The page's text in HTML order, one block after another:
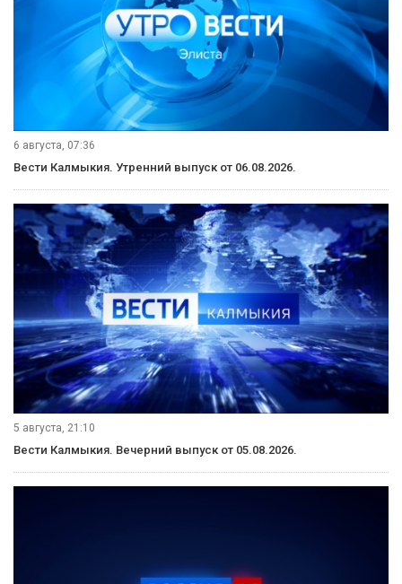
6 августа, 07:36
Вести Калмыкия. Утренний выпуск от 06.08.2026.
5 августа, 21:10
Вести Калмыкия. Вечерний выпуск от 05.08.2026.